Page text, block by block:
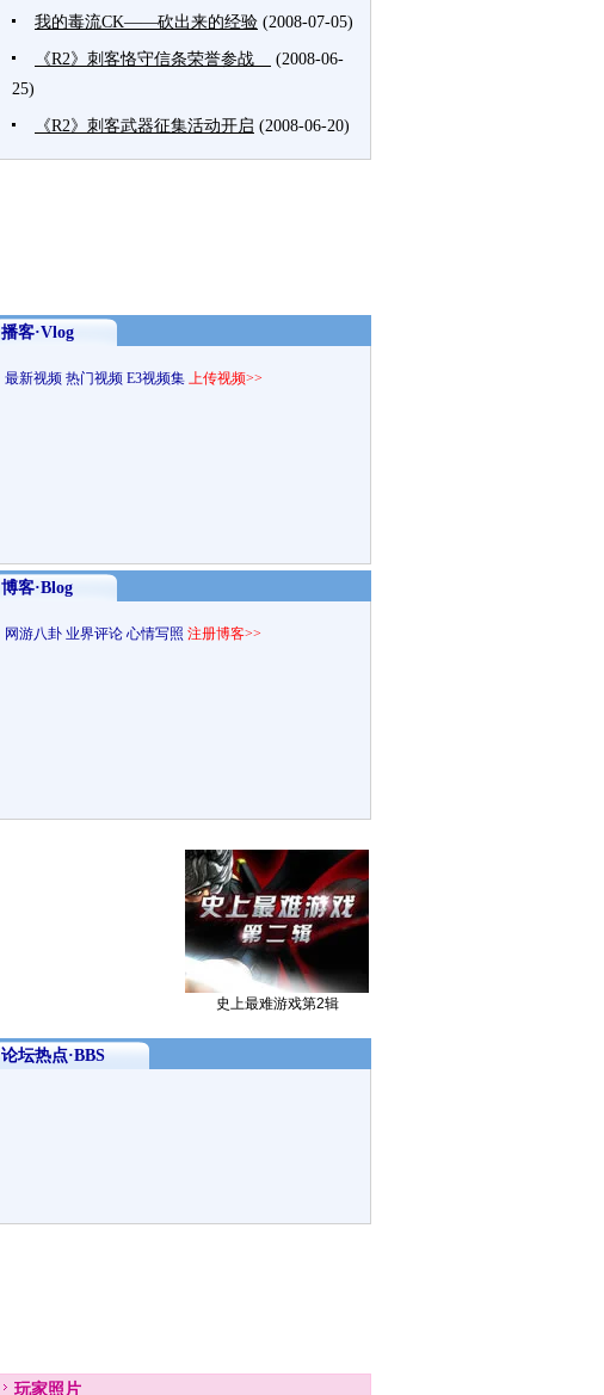
我的毒流CK——砍出来的经验 (2008-07-05)
《R2》刺客恪守信条荣誉参战
(2008-06-
25)
《R2》刺客武器征集活动开启 (2008-06-20)
播客·Vlog
最新视频 热门视频 E3视频集 上传视频>>
博客·Blog
网游八卦 业界评论 心情写照 注册博客>>
史上最难游戏第2辑
论坛热点·BBS
玩家照片